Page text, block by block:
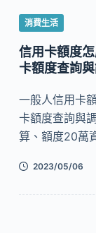
消費生活
信用卡額度
卡額度查詢
一般人信用卡
卡額度查詢與
算、額度20萬
2023/05/06